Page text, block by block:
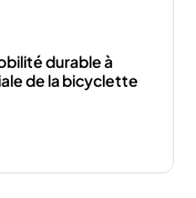
durable à
de la bicyclette